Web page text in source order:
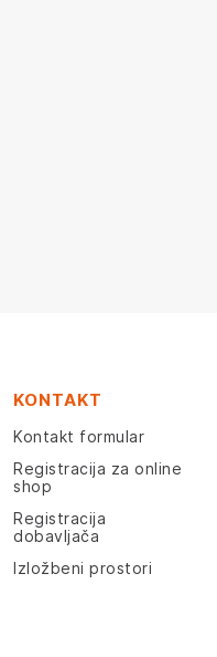
KONTAKT
Kontakt formular
Registracija za online
shop
Registracija
dobavljača
Izložbeni prostori